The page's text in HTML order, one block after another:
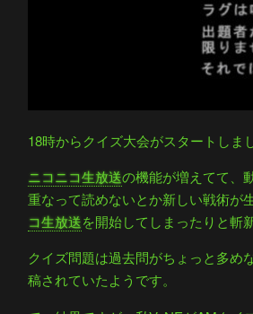
18時からクイズ大会がスタートしまし
ニコニコ生放送の機能が増えてて、
重なって読めないとか新しい戦術が
コ生放送を開始してしまったりと斬
クイズ問題は過去問がちょっと多め
稿されていたようです。